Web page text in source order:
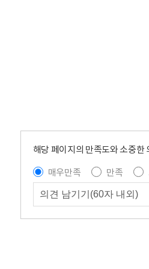
해당 페이지의 만족도와 소중한
매우만족
만족